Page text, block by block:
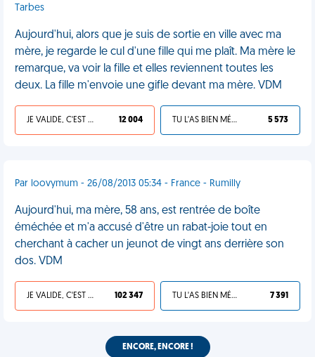
Tarbes
Aujourd'hui, alors que je suis de sortie en ville avec ma
mère, je regarde le cul d'une fille qui me plaît. Ma mère le
remarque, va voir la fille et elles reviennent toutes les
deux. La fille m'envoie une gifle devant ma mère. VDM
JE VALIDE, C'EST UNE VDM 12 004 TU L'AS BIEN MÉRITÉ 5 573
Par loovymum - 26/08/2013 05:34 - France - Rumilly
Aujourd'hui, ma mère, 58 ans, est rentrée de boîte
éméchée et m'a accusé d'être un rabat-joie tout en
cherchant à cacher un jeunot de vingt ans derrière son
dos. VDM
JE VALIDE, C'EST UNE VDM 102 347 TU L'AS BIEN MÉRITÉ 7 391
ENCORE, ENCORE !